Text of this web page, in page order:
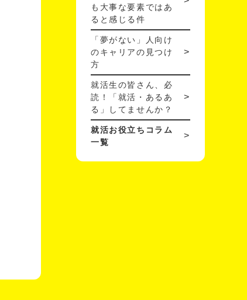
も大事な要素ではあ
ると感じる件
「夢がない」人向け
のキャリアの見つけ
方
就活生の皆さん、必
読！「就活・あるあ
る」してませんか？
就活お役立ちコラム
一覧